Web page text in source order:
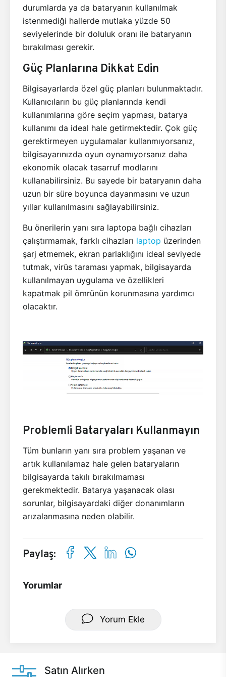
durumlarda ya da bataryanın kullanılmak
istenmediği hallerde mutlaka yüzde 50
seviyelerinde bir doluluk oranı ile bataryanın
bırakılması gerekir.
Güç Planlarına Dikkat Edin
Bilgisayarlarda özel güç planları bulunmaktadır.
Kullanıcıların bu güç planlarında kendi
kullanımlarına göre seçim yapması, batarya
kullanımı da ideal hale getirmektedir. Çok güç
gerektirmeyen uygulamalar kullanmıyorsanız,
bilgisayarınızda oyun oynamıyorsanız daha
ekonomik olacak tasarruf modlarını
kullanabilirsiniz. Bu sayede bir bataryanın daha
uzun bir süre boyunca dayanmasını ve uzun
yıllar kullanılmasını sağlayabilirsiniz.
Bu önerilerin yanı sıra laptopa bağlı cihazları
çalıştırmamak, farklı cihazları laptop üzerinden
şarj etmemek, ekran parlaklığını ideal seviyede
tutmak, virüs taraması yapmak, bilgisayarda
kullanılmayan uygulama ve özellikleri
kapatmak pil ömrünün korunmasına yardımcı
olacaktır.
Problemli Bataryaları Kullanmayın
Tüm bunların yanı sıra problem yaşanan ve
artık kullanılamaz hale gelen bataryaların
bilgisayarda takılı bırakılmaması
gerekmektedir. Batarya yaşanacak olası
sorunlar, bilgisayardaki diğer donanımların
arızalanmasına neden olabilir.
Paylaş:
Yorumlar
Yorum Ekle
Satın Alırken